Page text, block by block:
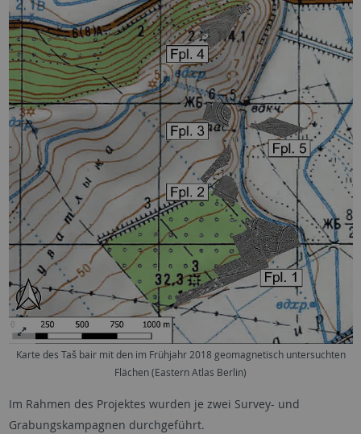
Karte des Taš bair mit den im Frühjahr 2018 geomagnetisch untersuchten
Flächen (Eastern Atlas Berlin)
Im Rahmen des Projektes wurden je zwei Survey- und
Grabungskampagnen durchgeführt.